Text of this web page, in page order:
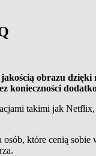
obrazu
konieczności
takimi jak
które cenią